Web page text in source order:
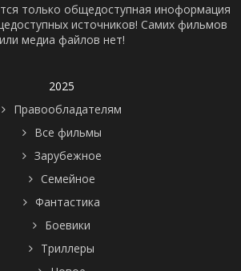
только общедоступная иноформация
источников! Самих фильмов
или медиа файлов нет!
2025
Правообладателям
Все фильмы
Зарубежное
Семейное
Фантастика
Боевики
Триллеры